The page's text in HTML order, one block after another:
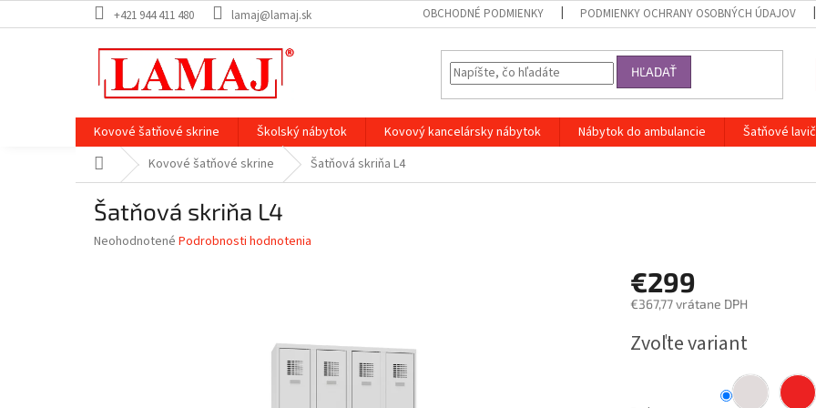
na
+421 944 411 480 lamaj@lamaj.sk OBCHODNÉ PODMIENKY PODMIENKY OCHRANY OSOBNÝCH ÚDAJOV
HĽADAŤ
Kovové šatňové skrine Školský nábytok Kovový kancelársky nábytok Nábytok do ambulancie Šatňové
DomovKovové šatňové skrine Šatňová skriňa L4
Šatňová skriňa L4
Priemerné
Neohodnotené Podrobnosti hodnotenia
€299
€367,77 vrátane DPH
cena:
Zvoľte variant